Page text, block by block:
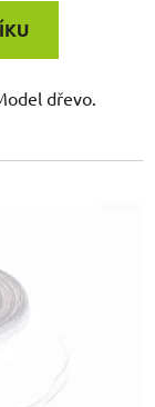
dřevo.